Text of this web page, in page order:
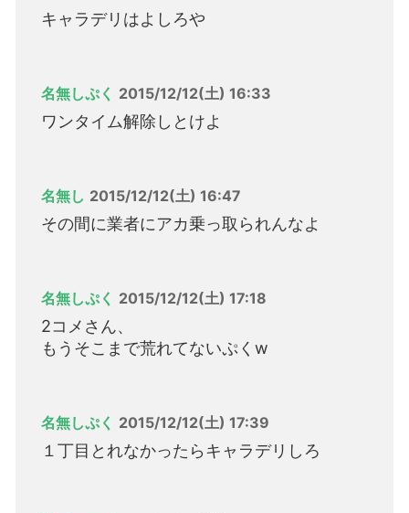
キャラデリはよしろや
名無しぷく 2015/12/12(土) 16:33
ワンタイム解除しとけよ
名無し 2015/12/12(土) 16:47
その間に業者にアカ乗っ取られんなよ
名無しぷく 2015/12/12(土) 17:18
2コメさん、
もうそこまで荒れてないぷくw
名無しぷく 2015/12/12(土) 17:39
１丁目とれなかったらキャラデリしろ